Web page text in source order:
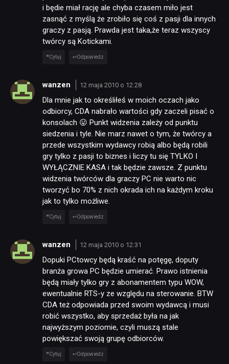
i będie miał rację ale chyba czasem miło jest
zasnąć z myślą że zrobiło się coś z pasji dla innych
graczy z pasją. Prawda jest taka,że teraz wszyscy
twórcy są Kotickami.
Cytuj Odpowiedz
wanzen 12 maja 2010 o 12:28
Dla mnie jak to określiłeś w moich oczach jako
odbiorcy, CDA nabrało wartości gdy zaczeli pisać o
konsolach 😛 Punkt widzenia zależy od punktu
siedzenia i tyle. Nie marz nawet o tym, że twórcy a
przede wszystkim wydawcy robią albo będą robili
gry tylko z pasji to biznes i liczy tu się TYLKO I
WYŁĄCZNIE KASA i tak będzie zawsze. Z punktu
widzenia twórców dla graczy PC nie warto nic
tworzyć bo 70% z nich okrada ich na każdym kroku
jak to tylko możliwe.
Cytuj Odpowiedz
wanzen 12 maja 2010 o 12:31
Dopuki PCtowcy będą kraść na potęgę, doputy
branża growa PC będzie umierać. Prawo istnienia
będą miały tylko gry z abonamentem typu WOW,
ewentualnie RTS-y ze względu na sterowanie. BTW
CDA też odpowiada przed swoim wydawcą i musi
robić wszystko, aby sprzedaż była na jak
najwyższym poziomie, czyli muszą stale
powiększać swoją grupę odbiorców.
Cytuj Odpowiedz